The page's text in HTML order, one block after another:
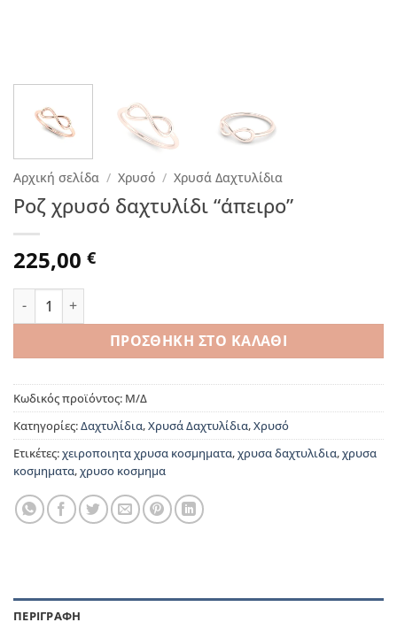
Αρχική σελίδα / Χρυσό / Χρυσά Δαχτυλίδια
Ροζ χρυσό δαχτυλίδι “άπειρο”
225,00 €
Ροζ χρυσό δαχτυλίδι “άπειρο” ποσότητα
ΠΡΟΣΘΉΚΗ ΣΤΟ ΚΑΛΆΘΙ
Κωδικός προϊόντος: Μ/Δ
Κατηγορίες:Δαχτυλίδια,Χρυσά Δαχτυλίδια,Χρυσό
Ετικέτες:χειροποιητα χρυσα κοσμηματα,χρυσα δαχτυλιδια,χρυσα
κοσμηματα,χρυσο κοσμημα
ΠΕΡΙΓΡΑΦΉ